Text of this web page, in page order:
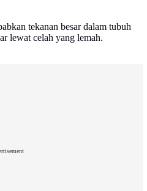
tekanan besar dalam tubuh
lewat celah yang lemah.